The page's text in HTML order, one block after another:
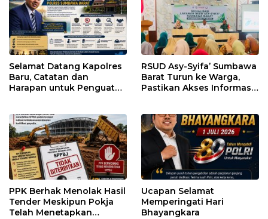
Selamat Datang Kapolres
Baru, Catatan dan
Harapan untuk Penguatan
RSUD Asy-Syifa’ Sumbawa
Barat Turun ke Warga,
Pastikan Akses Informasi
PPK Berhak Menolak Hasil
Tender Meskipun Pokja
Telah Menetapkan
Ucapan Selamat
Memperingati Hari
Bhayangkara